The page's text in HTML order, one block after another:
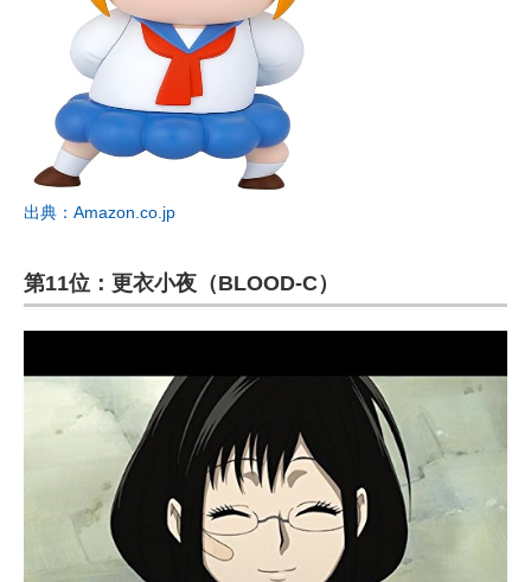
出典：Amazon.co.jp
第11位：更衣小夜（BLOOD-C）